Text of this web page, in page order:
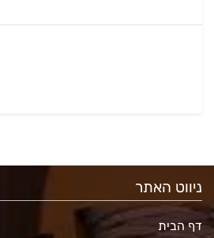
ניווט האתר
דף הבית